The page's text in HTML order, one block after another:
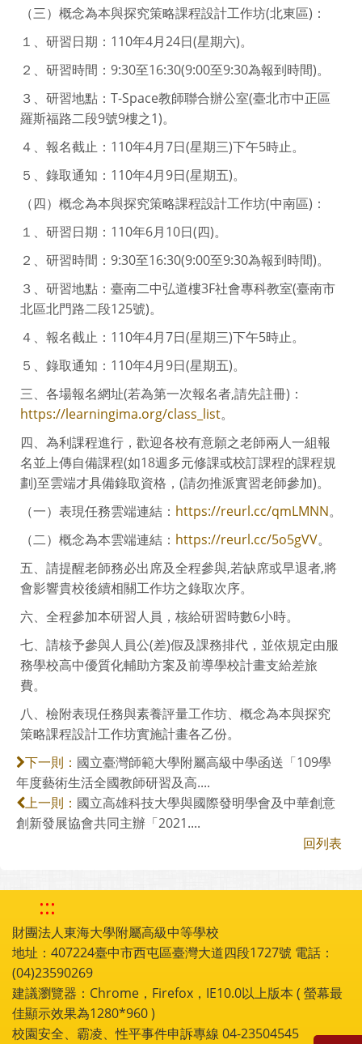
（三）概念為本與探究策略課程設計工作坊(北東區)：
１、研習日期：110年4月24日(星期六)。
２、研習時間：9:30至16:30(9:00至9:30為報到時間)。
３、研習地點：T-Space教師聯合辦公室(臺北市中正區
羅斯福路二段9號9樓之1)。
４、報名截止：110年4月7日(星期三)下午5時止。
５、錄取通知：110年4月9日(星期五)。
（四）概念為本與探究策略課程設計工作坊(中南區)：
１、研習日期：110年6月10日(四)。
２、研習時間：9:30至16:30(9:00至9:30為報到時間)。
３、研習地點：臺南二中弘道樓3F社會專科教室(臺南市
北區北門路二段125號)。
４、報名截止：110年4月7日(星期三)下午5時止。
５、錄取通知：110年4月9日(星期五)。
三、各場報名網址(若為第一次報名者,請先註冊)：
https://learningima.org/class_list。
四、為利課程進行，歡迎各校有意願之老師兩人一組報
名並上傳自備課程(如18週多元修課或校訂課程的課程規
劃)至雲端才具備錄取資格，(請勿推派實習老師參加)。
（一）表現任務雲端連結： https://reurl.cc/qmLMNN。
（二）概念為本雲端連結： https://reurl.cc/5o5gVV。
五、請提醒老師務必出席及全程參與,若缺席或早退者,將
會影響貴校後續相關工作坊之錄取次序。
六、全程參加本研習人員，核給研習時數6小時。
七、請核予參與人員公(差)假及課務排代，並依規定由服
務學校高中優質化輔助方案及前導學校計畫支給差旅
費。
八、檢附表現任務與素養評量工作坊、概念為本與探究
策略課程設計工作坊實施計畫各乙份。
下一則： 國立臺灣師範大學附屬高級中學函送「109學
年度藝術生活全國教師研習及高....
上一則： 國立高雄科技大學與國際發明學會及中華創意
創新發展協會共同主辦「2021....
回列表
:::
財團法人東海大學附屬高級中等學校
地址：407224臺中市西屯區臺灣大道四段1727號 電話：
(04)23590269
建議瀏覽器：Chrome，Firefox，IE10.0以上版本 ( 螢幕最
佳顯示效果為1280*960 )
校園安全、霸凌、性平事件申訴專線 04-23504545